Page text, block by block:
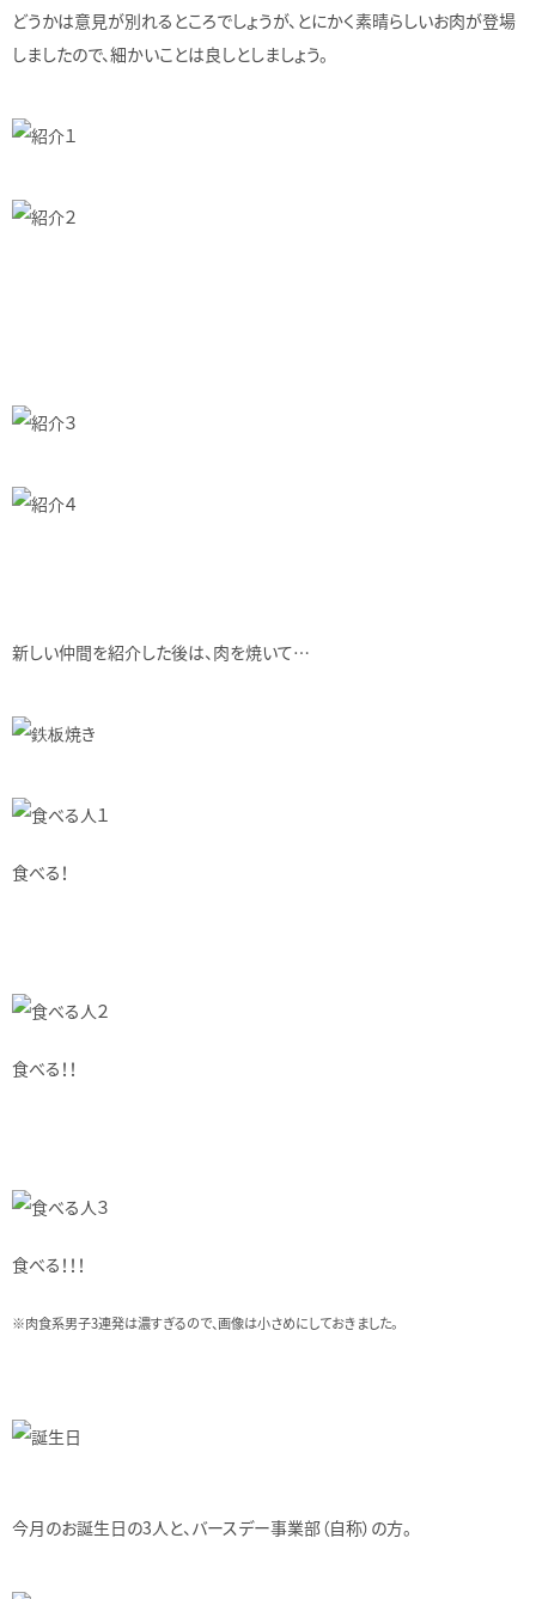
どうかは意見が別れるところでしょうが、とにかく素晴らしいお肉が登場
しましたので、細かいことは良しとしましょう。
新しい仲間を紹介した後は、肉を焼いて…
食べる！
食べる！！
食べる！！！
※肉食系男子3連発は濃すぎるので、画像は小さめにしておきました。
今月のお誕生日の3人と、バースデー事業部（自称）の方。